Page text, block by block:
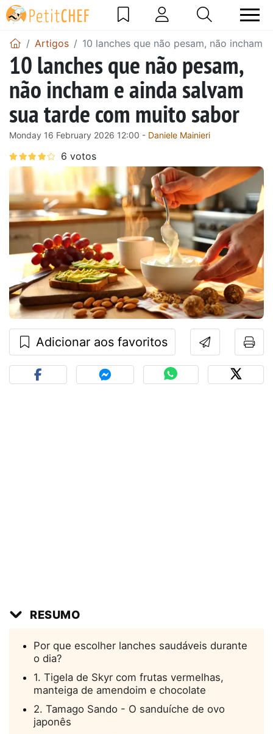
Artigos 10 lanches que não pesam, não incham
10 lanches que não pesam,
não incham e ainda salvam
sua tarde com muito sabor
Monday 16 February 2026 12:00 - Daniele Mainieri
Adicionar aos favoritos
RESUMO
Por que escolher lanches saudáveis durante
o dia?
1. Tigela de Skyr com frutas vermelhas,
manteiga de amendoim e chocolate
2. Tamago Sando - O sanduíche de ovo
japonês